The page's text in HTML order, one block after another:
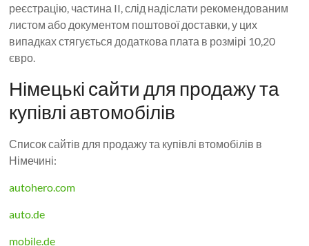
реєстрацію, частина II, слід надіслати рекомендованим
листом або документом поштової доставки, у цих
випадках стягується додаткова плата в розмірі 10,20
євро.
Німецькі сайти для продажу та
купівлі автомобілів
Список сайтів для продажу та купівлі втомобілів в
Німечині:
autohero.com
auto.de
mobile.de